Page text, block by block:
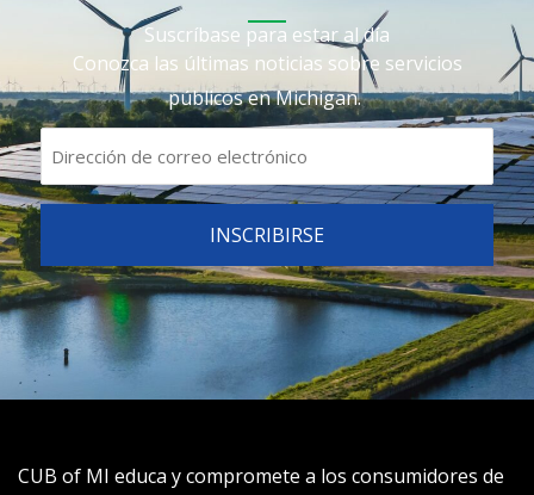
Suscríbase para estar al día
Conozca las últimas noticias sobre servicios
públicos en Michigan.
CUB of MI educa y compromete a los consumidores de